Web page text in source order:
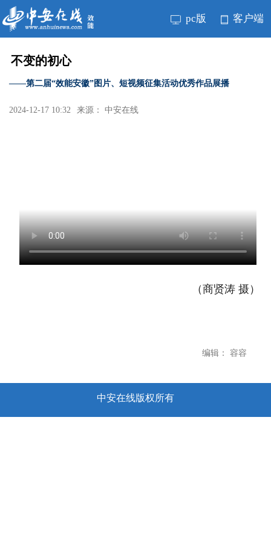
pc版 客户端
不变的初心
——第二届“效能安徽”图片、短视频征集活动优秀作品展播
2024-12-17 10:32 来源： 中安在线
（商贤涛 摄）
编辑： 容容
中安在线版权所有